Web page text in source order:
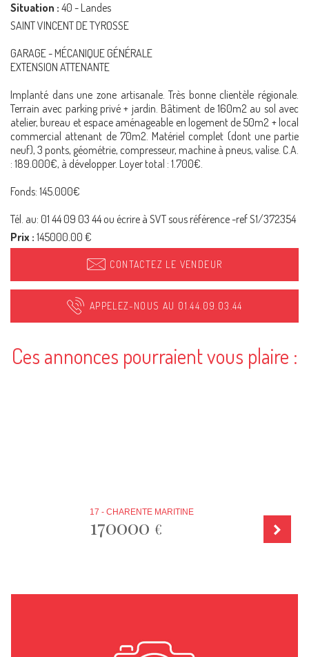
Situation : 40 - Landes
SAINT VINCENT DE TYROSSE
GARAGE - MÉCANIQUE GÉNÉRALE
EXTENSION ATTENANTE
Implanté dans une zone artisanale. Très bonne clientèle régionale.
Terrain avec parking privé + jardin. Bâtiment de 160m2 au sol avec
atelier, bureau et espace aménageable en logement de 50m2 + local
commercial attenant de 70m2. Matériel complet (dont une partie
neuf), 3 ponts, géométrie, compresseur, machine à pneus, valise. C.A.
: 189.000€, à développer. Loyer total : 1.700€.
Fonds: 145.000€
Tél. au: 01 44 09 03 44 ou écrire à SVT sous référence -ref S1/372354
Prix : 145000.00 €
CONTACTEZ LE VENDEUR
APPELEZ-NOUS AU 01.44.09.03.44
Ces annonces pourraient vous plaire :
17 - CHARENTE MARITINE
170000 €